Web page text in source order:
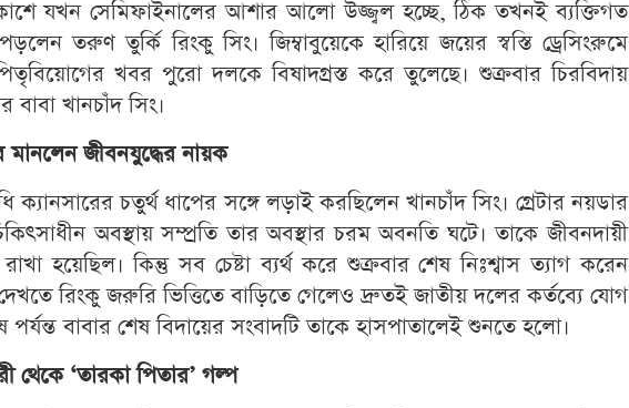
যখন সেমিফাইনালের আশার আলো উজ্জ্বল হচ্ছে, ঠিক তখনই ব্যক্তিগত
তরুণ তুর্কি রিংকু সিং। জিম্বাবুয়েকে হারিয়ে জয়ের স্বস্তি ড্রেসিংরুমে
খবর পুরো দলকে বিষাদগ্রস্ত করে তুলেছে। শুক্রবার চিরবিদায়
বাবা খানচাঁদ সিং।
মানলেন জীবনযুদ্ধের নায়ক
ক্যানসারের চতুর্থ ধাপের সঙ্গে লড়াই করছিলেন খানচাঁদ সিং। গ্রেটার নয়ডার
অবস্থায় সম্প্রতি তার অবস্থার চরম অবনতি ঘটে। তাকে জীবনদায়ী
হয়েছিল। কিন্তু সব চেষ্টা ব্যর্থ করে শুক্রবার শেষ নিঃশ্বাস ত্যাগ করেন
রিংকু জরুরি ভিত্তিতে বাড়িতে গেলেও দ্রুতই জাতীয় দলের কর্তব্যে যোগ
পর্যন্ত বাবার শেষ বিদায়ের সংবাদটি তাকে হাসপাতালেই শুনতে হলো।
থেকে ‘তারকা পিতার’ গল্প